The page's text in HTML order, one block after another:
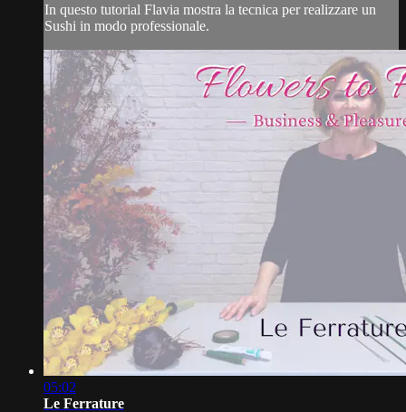
In questo tutorial Flavia mostra la tecnica per realizzare un
Sushi in modo professionale.
05:02
Le Ferrature